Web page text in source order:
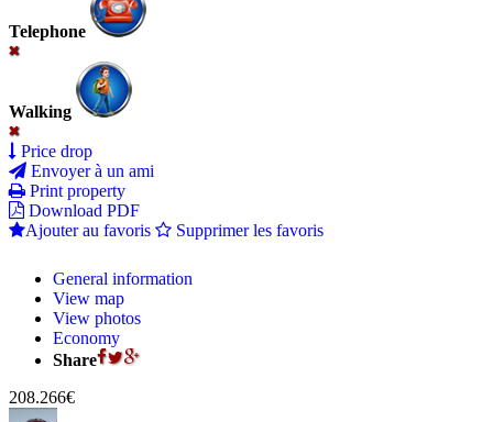
Telephone
Walking
Price drop
Envoyer à un ami
Print property
Download PDF
Ajouter au favoris
Supprimer les favoris
General information
View map
View photos
Economy
Share
208.266€